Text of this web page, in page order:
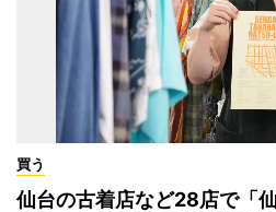
買う
仙台の古着店など28店で「